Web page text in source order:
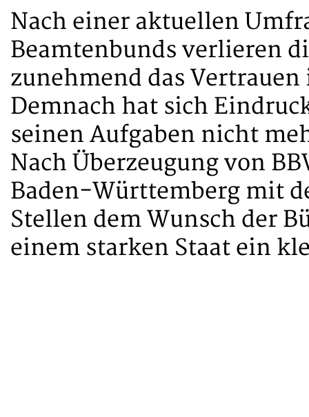
Nach einer aktuellen
Beamtenbunds verlieren
zunehmend das
Demnach hat sich
seinen Aufgaben nicht
Nach Überzeugung von
Baden-Württemberg mit
Stellen dem Wunsch der
einem starken Staat ein